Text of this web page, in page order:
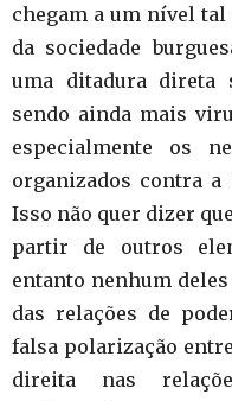
chegam a um nível tal
da sociedade
uma ditadura direta
sendo ainda mais
especialmente os
organizados contra a
Isso não quer dizer
partir de outros
entanto nenhum
das relações de
falsa polarização
direita nas